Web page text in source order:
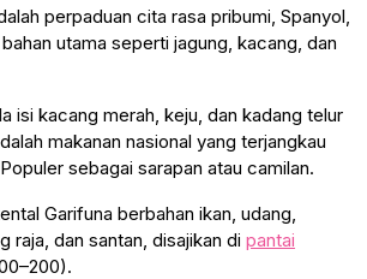
perpaduan cita rasa pribumi, Spanyol,
utama seperti jagung, kacang, dan
isi kacang merah, keju, dan kadang telur
makanan nasional yang terjangkau
sebagai sarapan atau camilan.
Garifuna berbahan ikan, udang,
raja, dan santan, disajikan di pantai